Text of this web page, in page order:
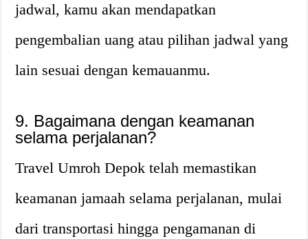
jadwal, kamu akan mendapatkan
pengembalian uang atau pilihan jadwal yang
lain sesuai dengan kemauanmu.
9. Bagaimana dengan keamanan
selama perjalanan?
Travel Umroh Depok telah memastikan
keamanan jamaah selama perjalanan, mulai
dari transportasi hingga pengamanan di